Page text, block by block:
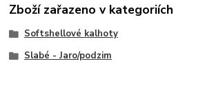
Zboží zařazeno v kategoriích
Softshellové kalhoty
Slabé - Jaro/podzim